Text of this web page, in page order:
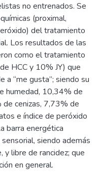
no entrenados. Se
(proximal,
del tratamiento
Los resultados de las
como el tratamiento
HCC y 10% JY) que
a “me gusta”; siendo su
humedad, 10,34% de
cenizas, 7,73% de
e índice de peróxido
barra energética
siendo además
y libre de rancidez; que
en general.